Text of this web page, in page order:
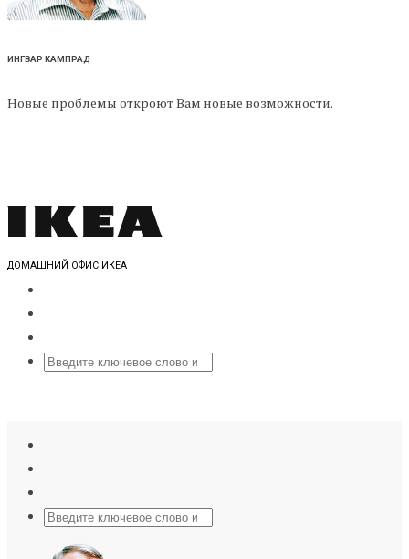
ИНГВАР КАМПРАД
Новые проблемы откроют Вам новые возможности.
ДОМАШНИЙ ОФИС ИКЕА